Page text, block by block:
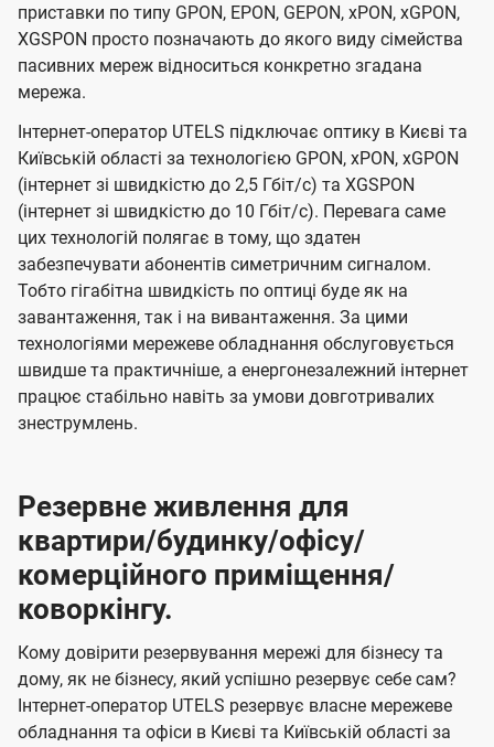
приставки по типу GPON, EPON, GEPON, xPON, xGPON,
XGSPON просто позначають до якого виду сімейства
пасивних мереж відноситься конкретно згадана
мережа.
Інтернет-оператор UTELS підключає оптику в Києві та
Київській області за технологією GPON, xPON, xGPON
(інтернет зі швидкістю до 2,5 Гбіт/с) та XGSPON
(інтернет зі швидкістю до 10 Гбіт/с). Перевага саме
цих технологій полягає в тому, що здатен
забезпечувати абонентів симетричним сигналом.
Тобто гігабітна швидкість по оптиці буде як на
завантаження, так і на вивантаження. За цими
технологіями мережеве обладнання обслуговується
швидше та практичніше, а енергонезалежний інтернет
працює стабільно навіть за умови довготривалих
знеструмлень.
Резервне живлення для
квартири/будинку/офісу/
комерційного приміщення/
коворкінгу.
Кому довірити резервування мережі для бізнесу та
дому, як не бізнесу, який успішно резервує себе сам?
Інтернет-оператор UTELS резервує власне мережеве
обладнання та офіси в Києві та Київській області за